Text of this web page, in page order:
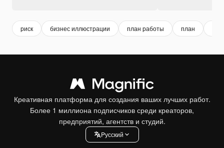
риск бизнес иллюстрации план работы план
Креативная платформа для создания ваших лучших работ.
Более 1 миллиона подписчиков среди креаторов,
предприятий, агентств и студий.
Pусский